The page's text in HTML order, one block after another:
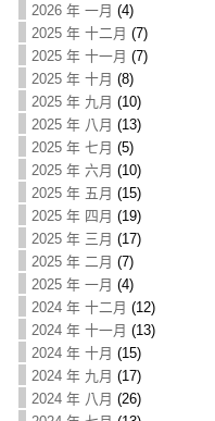
2026 年 一月 (4)
2025 年 十二月 (7)
2025 年 十一月 (7)
2025 年 十月 (8)
2025 年 九月 (10)
2025 年 八月 (13)
2025 年 七月 (5)
2025 年 六月 (10)
2025 年 五月 (15)
2025 年 四月 (19)
2025 年 三月 (17)
2025 年 二月 (7)
2025 年 一月 (4)
2024 年 十二月 (12)
2024 年 十一月 (13)
2024 年 十月 (15)
2024 年 九月 (17)
2024 年 八月 (26)